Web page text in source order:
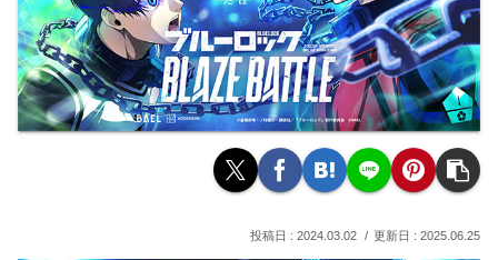
2024.03.02 2025.06.25